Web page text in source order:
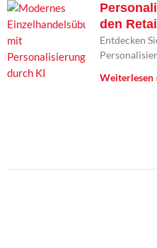
den
Entdecken
Weiterlesen